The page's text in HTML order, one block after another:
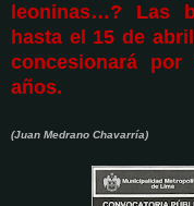
leoninas…? Las
hasta el 15 de
concesionará
años.
(Juan Medrano Chavarría)